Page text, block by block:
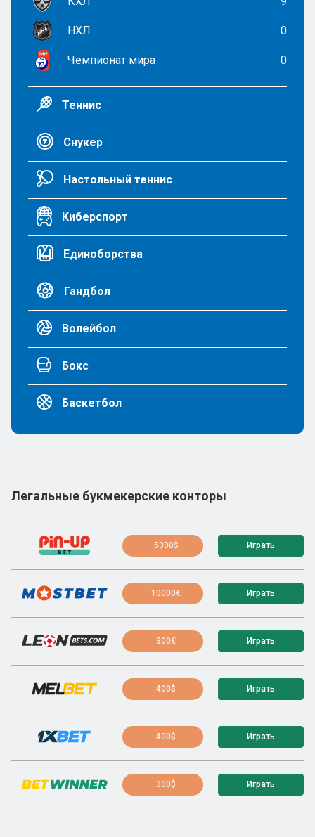
НХЛ 0
Чемпионат мира 0
Теннис
Снукер
Настольный теннис
Киберспорт
Единоборства
Гандбол
Волейбол
Бокс
Баскетбол
Легальные букмекерские конторы
5300$ Играть
10000€ Играть
300€ Играть
400$ Играть
400$ Играть
300$ Играть